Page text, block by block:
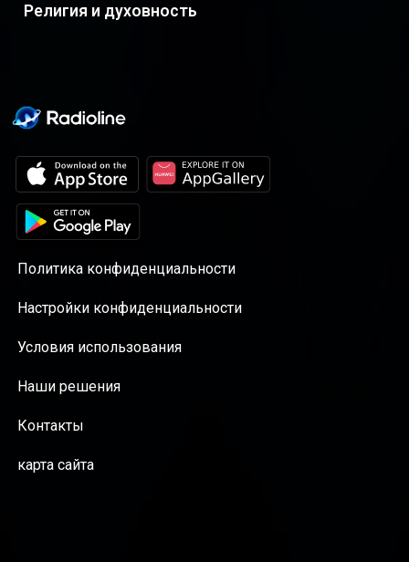
Религия и духовность
Политика конфиденциальности
Настройки конфиденциальности
Условия использования
Наши решения
Контакты
карта сайта